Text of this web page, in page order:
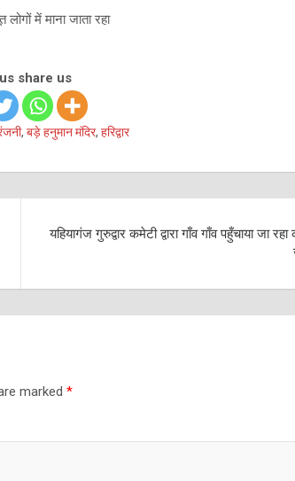
में माना जाता रहा
share us
, बड़े हनुमान मंदिर, हरिद्वार
यहियागंज गुरुद्वार कमेटी द्वारा गाँव गाँव पहुँचाया जा रहा
marked *